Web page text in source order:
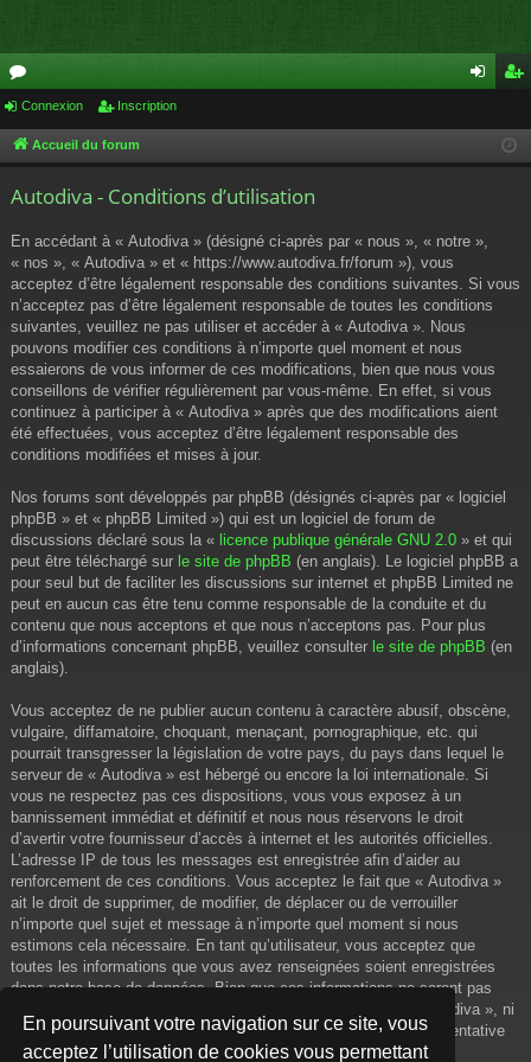
En poursuivant votre navigation sur ce site, vous
acceptez l’utilisation de cookies vous permettant
or
u cri
Connexion Inscription
Accueil du forum
Autodiva - Conditions d’utilisation
En accédant à « Autodiva » (désigné ci-après par « nous », « notre »,
« nos », « Autodiva » et « https://www.autodiva.fr/forum »), vous
acceptez d’être légalement responsable des conditions suivantes. Si vous
n’acceptez pas d’être légalement responsable de toutes les conditions
suivantes, veuillez ne pas utiliser et accéder à « Autodiva ». Nous
pouvons modifier ces conditions à n’importe quel moment et nous
essaierons de vous informer de ces modifications, bien que nous vous
conseillons de vérifier régulièrement par vous-même. En effet, si vous
continuez à participer à « Autodiva » après que des modifications aient
été effectuées, vous acceptez d’être légalement responsable des
conditions modifiées et mises à jour.
Nos forums sont développés par phpBB (désignés ci-après par « logiciel
phpBB » et « phpBB Limited ») qui est un logiciel de forum de
discussions déclaré sous la « licence publique générale GNU 2.0 » et qui
peut être téléchargé sur le site de phpBB (en anglais). Le logiciel phpBB a
pour seul but de faciliter les discussions sur internet et phpBB Limited ne
peut en aucun cas être tenu comme responsable de la conduite et du
contenu que nous acceptons et que nous n’acceptons pas. Pour plus
d’informations concernant phpBB, veuillez consulter le site de phpBB (en
anglais).
Vous acceptez de ne publier aucun contenu à caractère abusif, obscène,
vulgaire, diffamatoire, choquant, menaçant, pornographique, etc. qui
pourrait transgresser la législation de votre pays, du pays dans lequel le
serveur de « Autodiva » est hébergé ou encore la loi internationale. Si
vous ne respectez pas ces dispositions, vous vous exposez à un
bannissement immédiat et définitif et nous nous réservons le droit
d’avertir votre fournisseur d’accès à internet et les autorités officielles.
L’adresse IP de tous les messages est enregistrée afin d’aider au
renforcement de ces conditions. Vous acceptez le fait que « Autodiva »
ait le droit de supprimer, de modifier, de déplacer ou de verrouiller
n’importe quel sujet et message à n’importe quel moment si nous
estimons cela nécessaire. En tant qu’utilisateur, vous acceptez que
toutes les informations que vous avez renseignées soient enregistrées
dans notre base de données. Bien que ces informations ne seront pas
diffusées à une tierce partie sans votre consentement, ni « Autodiva », ni
phpBB, ne pourront être tenus comme responsables en cas de tentative
de piratage informatique visant à compromettre vos données.